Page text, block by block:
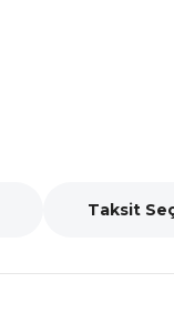
Taksit